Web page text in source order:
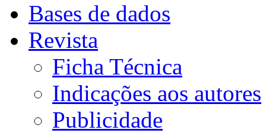
Bases de dados
Revista
Ficha Técnica
Indicações aos autores
Publicidade